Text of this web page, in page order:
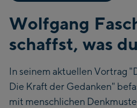
Wolfgang
schaffst, was
In seinem aktuellen Vortrag
Die Kraft der Gedanken"
mit menschlichen